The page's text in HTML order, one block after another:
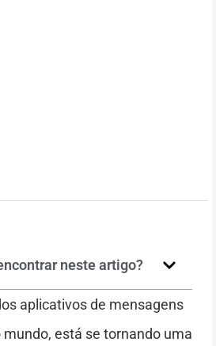
neste artigo?
aplicativos de mensagens
está se tornando uma